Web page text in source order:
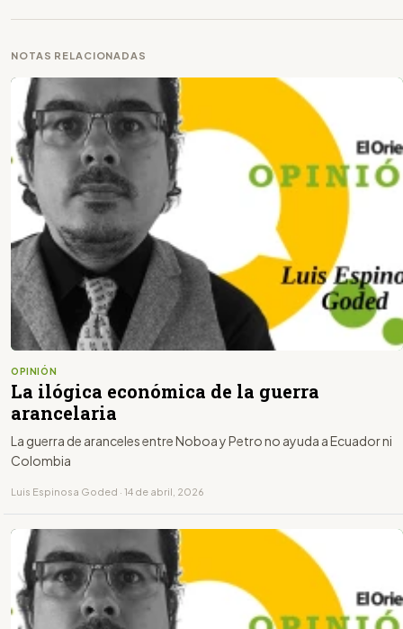
NOTAS RELACIONADAS
OPINIÓN
La ilógica económica de la guerra
arancelaria
La guerra de aranceles entre Noboa y Petro no ayuda a Ecuador ni
Colombia
Luis Espinosa Goded · 14 de abril, 2026